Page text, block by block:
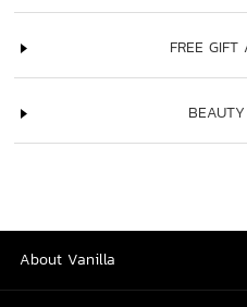
FREE GIFT
About Vanilla